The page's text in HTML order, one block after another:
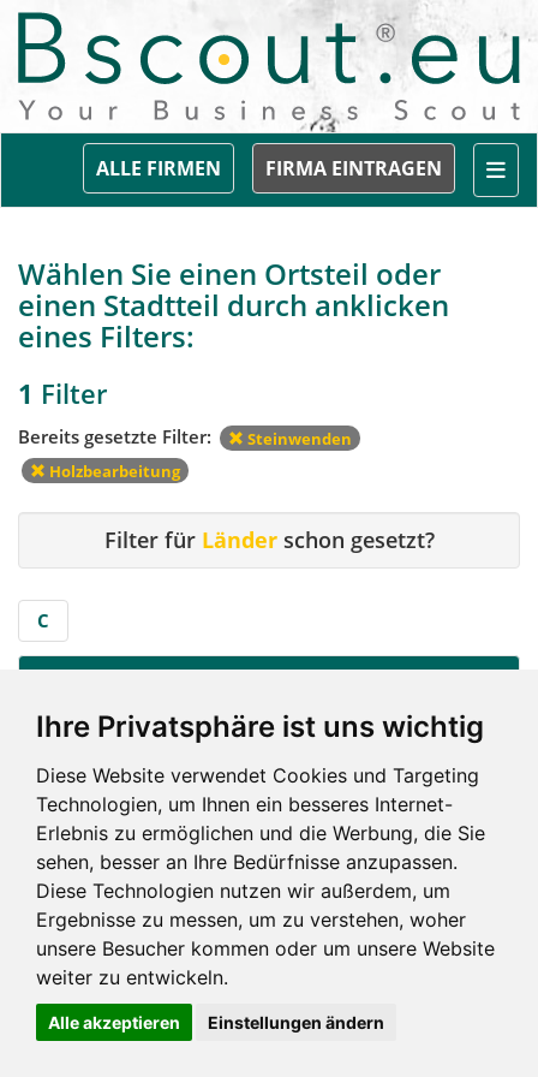
Ihre Privatsphäre ist uns wichtig
Diese Website verwendet Cookies und Targeting
Technologien, um Ihnen ein besseres Internet-
Erlebnis zu ermöglichen und die Werbung, die Sie
sehen, besser an Ihre Bedürfnisse anzupassen.
Diese Technologien nutzen wir außerdem, um
Ergebnisse zu messen, um zu verstehen, woher
unsere Besucher kommen oder um unsere Website
weiter zu entwickeln.
Alle akzeptieren Einstellungen ändern
FIRMA EINTRAGEN
ALLE FIRMEN
Wählen Sie einen Ortsteil oder
einen Stadtteil durch anklicken
eines Filters:
1 Filter
Bereits gesetzte Filter:
Steinwenden
Holzbearbeitung
Filter für Länderschon gesetzt?
C
City
C
Impressum und mehr